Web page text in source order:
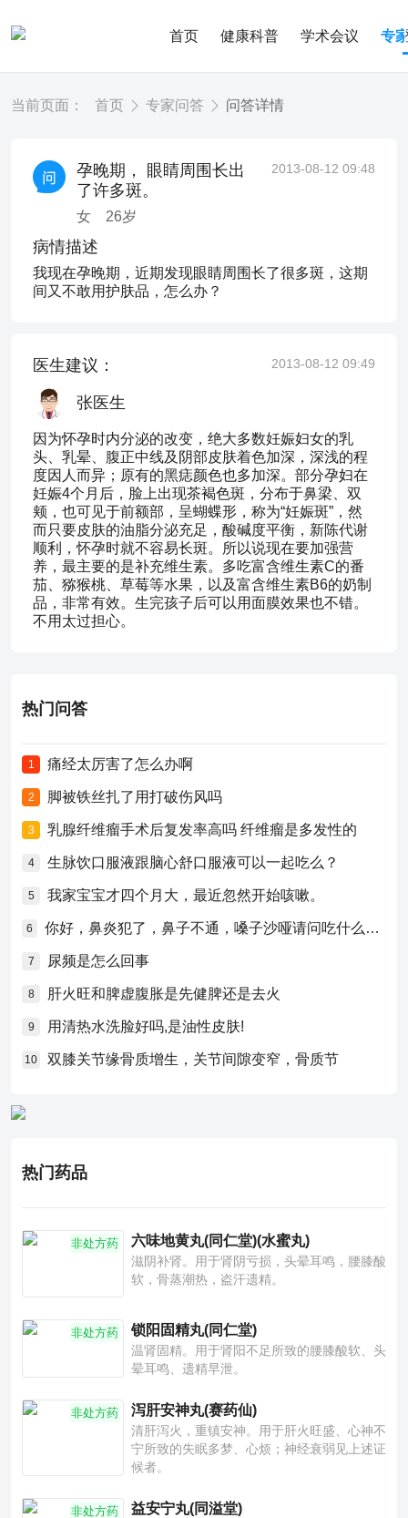
首页 健康科普 学术会议 专
当前页面： 首页 专家问答 问答详情
孕晚期， 眼睛周围长出
了许多斑。
女 26岁
2013-08-12 09:48
病情描述
我现在孕晚期，近期发现眼睛周围长了很多斑，这期
间又不敢用护肤品，怎么办？
医生建议： 2013-08-12 09:49
张医生
因为怀孕时内分泌的改变，绝大多数妊娠妇女的乳
头、乳晕、腹正中线及阴部皮肤着色加深，深浅的程
度因人而异；原有的黑痣颜色也多加深。部分孕妇在
妊娠4个月后，脸上出现茶褐色斑，分布于鼻梁、双
颊，也可见于前额部，呈蝴蝶形，称为“妊娠斑”，然
而只要皮肤的油脂分泌充足，酸碱度平衡，新陈代谢
顺利，怀孕时就不容易长斑。所以说现在要加强营
养，最主要的是补充维生素。多吃富含维生素C的番
茄、猕猴桃、草莓等水果，以及富含维生素B6的奶制
品，非常有效。生完孩子后可以用面膜效果也不错。
不用太过担心。
热门问答
1 痛经太厉害了怎么办啊
2 脚被铁丝扎了用打破伤风吗
3 乳腺纤维瘤手术后复发率高吗 纤维瘤是多发性的
4 生脉饮口服液跟脑心舒口服液可以一起吃么？
5 我家宝宝才四个月大，最近忽然开始咳嗽。
6 你好，鼻炎犯了，鼻子不通，嗓子沙哑请问吃什么药比较好？
7 尿频是怎么回事
8 肝火旺和脾虚腹胀是先健脾还是去火
9 用清热水洗脸好吗,是油性皮肤!
10 双膝关节缘骨质增生，关节间隙变窄，骨质节
热门药品
非处方药 六味地黄丸(同仁堂)(水蜜丸)
滋阴补肾。用于肾阴亏损，头晕耳鸣，腰膝酸
软，骨蒸潮热，盗汗遗精。
非处方药 锁阳固精丸(同仁堂)
温肾固精。用于肾阳不足所致的腰膝酸软、头
晕耳鸣、遗精早泄。
非处方药 泻肝安神丸(赛药仙)
清肝泻火，重镇安神。用于肝火旺盛、心神不
宁所致的失眠多梦、心烦；神经衰弱见上述证
候者。
非处方药 益安宁丸(同溢堂)